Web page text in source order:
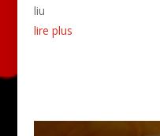
liu
lire plus